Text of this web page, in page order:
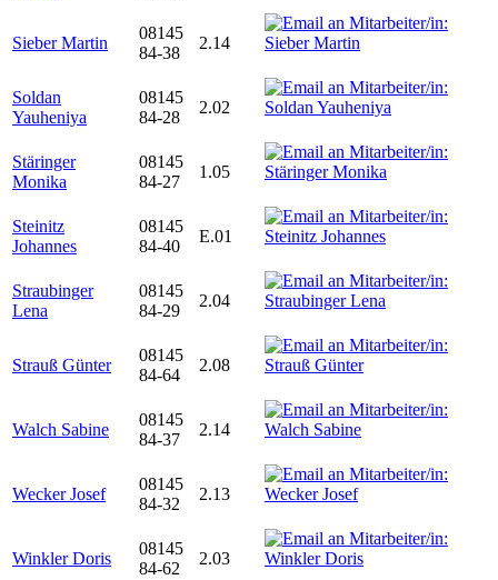
Sieber Martin
08145
84-38
2.14
Soldan
Yauheniya
08145
84-28
2.02
Stäringer
Monika
08145
84-27
1.05
Steinitz
Johannes
08145
84-40
E.01
Straubinger
Lena
08145
84-29
2.04
Strauß Günter
08145
84-64
2.08
Walch Sabine
08145
84-37
2.14
Wecker Josef
08145
84-32
2.13
Winkler Doris
08145
84-62
2.03